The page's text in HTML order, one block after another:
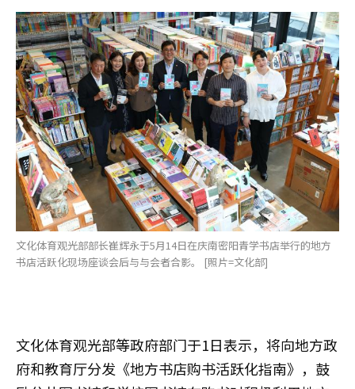
文化体育观光部部长崔辉永于5月14日在庆南密阳青学书店举行的地方
书店活跃化现场座谈会后与与会者合影。 [照片=文化部]
文化体育观光部等政府部门于1日表示，将向地方政
府和教育厅分发《地方书店购书活跃化指南》，鼓